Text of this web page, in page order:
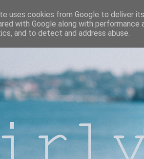
uses cookies from Google to deliver
with Google along with
and to detect and address abuse.